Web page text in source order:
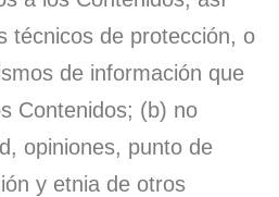
técnicos de protección, o
de información que
Contenidos; (b) no
opiniones, punto de
y etnia de otros